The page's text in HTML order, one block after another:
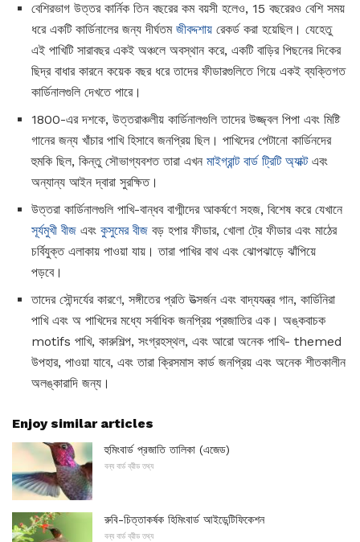
বেশিরভাগ উত্তর কার্নিক তিন বছরের কম বয়সী হলেও, 15 বছরেরও বেশি সময়
ধরে একটি কার্ডিনালের জন্য দীর্ঘতম জীবদ্দশায় রেকর্ড করা হয়েছিল। যেহেতু
এই পাখিটি সারাবছর একই অঞ্চলে অবস্থান করে, একটি বাড়ির পিছনের দিকের
ছিদ্র বাধার কারনে কয়েক বছর ধরে তাদের ফীডারগুলিতে গিয়ে একই ব্যক্তিগত
কার্ডিনালগুলি দেখতে পারে।
1800-এর দশকে, উত্তরাঞ্চলীয় কার্ডিনালগুলি তাদের উজ্জ্বল পিপা এবং মিষ্টি
গানের জন্য খাঁচার পাখি হিসাবে জনপ্রিয় ছিল। পাখিদের পেটানো কার্ডিনদের
হুমকি ছিল, কিন্তু সৌভাগ্যবশত তারা এখন মাইগ্রান্ট বার্ড ট্রিটি অ্যাক্টএবং
অন্যান্য আইন দ্বারা সুরক্ষিত।
উত্তরা কার্ডিনালগুলি পাখি-বান্ধব বাগ্মীদের আকর্ষণে সহজ, বিশেষ করে যেখানে
সূর্যমুখী বীজ এবং কুসুমের বীজ বড় হপার ফীডার, খোলা ট্রে ফীডার এবং মাঠের
চর্বিযুক্ত এলাকায় পাওয়া যায়। তারা পাখির বাথ এবং ঝোপঝাড়ে ঝাঁপিয়ে
পড়বে।
তাদের সৌন্দর্যের কারণে, সঙ্গীতের প্রতি উত্সর্জন এবং বাদ্যযন্ত্র গান, কার্ডিনিরা
পাখি এবং অ পাখিদের মধ্যে সর্বাধিক জনপ্রিয় প্রজাতির এক। অঙ্কবাচক
motifs পাখি, কারুশিল্প, সংগ্রহস্থল, এবং আরো অনেক পাখি- themed
উপহার, পাওয়া যাবে, এবং তারা ক্রিসমাস কার্ড জনপ্রিয় এবং অনেক শীতকালীন
অলঙ্কারাদি জন্য।
Enjoy similar articles
হুমিংবার্ড প্রজাতি তালিকা (এজেড)
বন্য বার্ড ব্রীড তথ্য
রুবি-চিত্তাকর্ষক হিমিংবার্ড আইডেন্টিফিকেশন
বন্য বার্ড ব্রীড তথ্য